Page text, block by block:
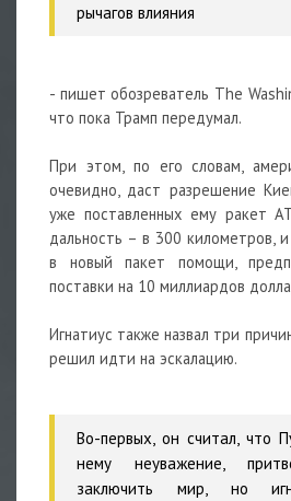
рычагов влияния
- пишет обозреватель The
что пока Трамп передумал.
При этом, по его словам,
очевидно, даст разрешение
уже поставленных ему ракет
дальность – в 300 километров,
в новый пакет помощи,
поставки на 10 миллиардов
Игнатиус также назвал три
решил идти на эскалацию.
Во-первых, он считал, что
нему неуважение,
заключить мир, но